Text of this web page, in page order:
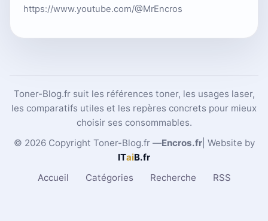
https://www.youtube.com/@MrEncros
Toner-Blog.fr suit les références toner, les usages laser,
les comparatifs utiles et les repères concrets pour mieux
choisir ses consommables.
© 2026 Copyright Toner-Blog.fr —Encros.fr| Website by
ITaiB.fr
Accueil
Catégories Recherche RSS